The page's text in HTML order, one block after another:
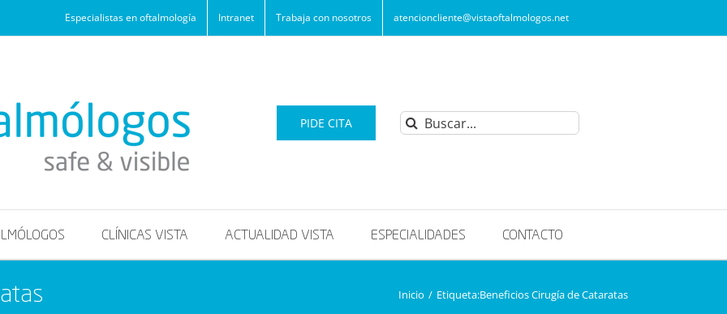
Especialistas en oftalmología Intranet Trabaja con nosotros atencioncliente@vistaoftalmologos.net
PIDE CITA Buscar:
CLÍNICAS VISTA ACTUALIDAD VISTA ESPECIALIDADES CONTACTO
Inicio / Etiqueta:Beneficios Cirugía de Cataratas